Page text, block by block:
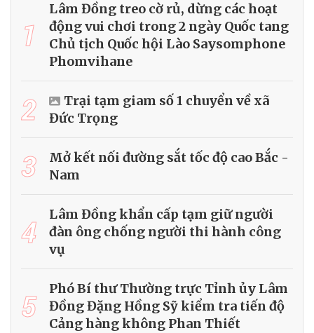
1
Lâm Đồng treo cờ rủ, dừng các hoạt
động vui chơi trong 2 ngày Quốc tang
Chủ tịch Quốc hội Lào Saysomphone
Phomvihane
2
Trại tạm giam số 1 chuyển về xã
Đức Trọng
3
Mở kết nối đường sắt tốc độ cao Bắc -
Nam
4
Lâm Đồng khẩn cấp tạm giữ người
đàn ông chống người thi hành công
vụ
5
Phó Bí thư Thường trực Tỉnh ủy Lâm
Đồng Đặng Hồng Sỹ kiểm tra tiến độ
Cảng hàng không Phan Thiết